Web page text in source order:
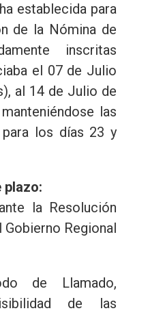
establecida para
de la Nómina de
inscritas
el 07 de Julio
al 14 de Julio de
las
los días 23 y
plazo:
la Resolución
Regional
de Llamado,
de las